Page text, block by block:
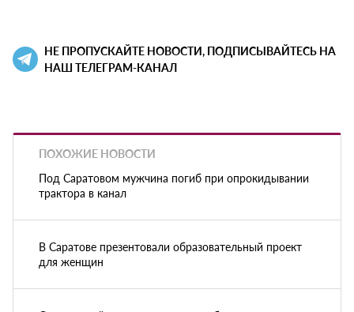
НЕ ПРОПУСКАЙТЕ НОВОСТИ, ПОДПИСЫВАЙТЕСЬ НА
НАШ ТЕЛЕГРАМ-КАНАЛ
ПОХОЖИЕ НОВОСТИ
Под Саратовом мужчина погиб при опрокидывании
трактора в канал
В Саратове презентовали образовательный проект
для женщин